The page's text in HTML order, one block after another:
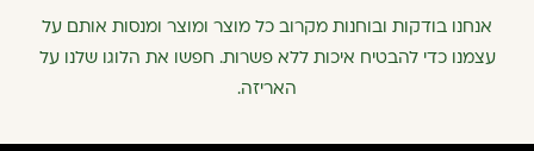
אנחנו בודקות ובוחנות מקרוב כל מוצר ומוצר ומנסות אותם על
עצמנו כדי להבטיח איכות ללא פשרות. חפשו את הלוגו שלנו על
האריזה.